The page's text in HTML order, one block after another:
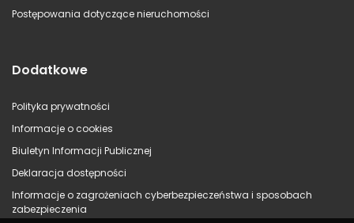
Postępowania dotyczące nieruchomości
Dodatkowe
Polityka prywatności
Informacje o cookies
Biuletyn Informacji Publicznej
Deklaracja dostępności
Informacje o zagrożeniach cyberbezpieczeństwa i sposobach
zabezpieczenia